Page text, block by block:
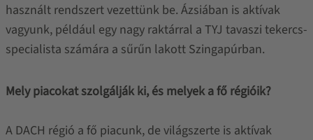
használt rendszert vezettünk be. Ázsiában is aktívak
vagyunk, például egy nagy raktárral a TYJ tavaszi tekercs-
specialista számára a sűrűn lakott Szingapúrban.
Mely piacokat szolgálják ki, és melyek a fő régióik?
A DACH régió a fő piacunk, de világszerte is aktívak